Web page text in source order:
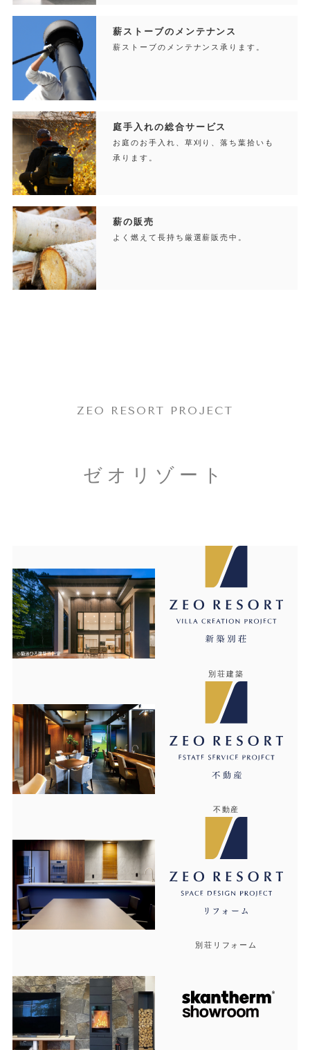
薪ストーブのメンテナンス
薪ストーブのメンテナンス承ります。
庭手入れの総合サービス
お庭のお手入れ、草刈り、落ち葉拾いも
承ります。
薪の販売
よく燃えて長持ち厳選薪販売中。
ZEO RESORT PROJECT
ゼオリゾート
別荘建築
不動産
別荘リフォーム